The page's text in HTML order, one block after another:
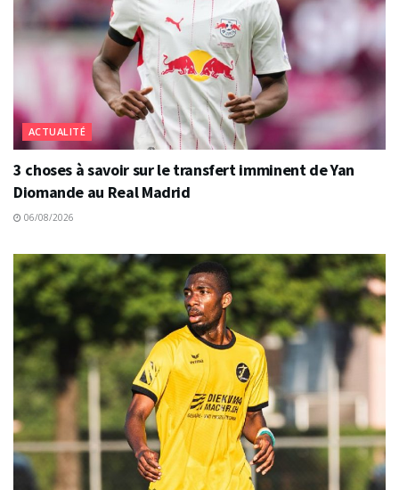
ACTUALITÉ
3 choses à savoir sur le transfert imminent de Yan
Diomande au Real Madrid
06/08/2026